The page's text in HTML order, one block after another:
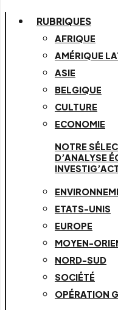
RUBRIQUES
AFRIQUE
AMÉRIQUE
ASIE
BELGIQUE
CULTURE
ECONOMIE
NOTRE
D’ANALYSE
ETATS-UNIS
EUROPE
MOYEN-
NORD-SUD
SOCIÉTÉ
OPÉRATION